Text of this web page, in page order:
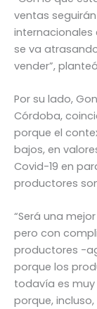
ventas
se va
vender”,
Por su lado,
Córdoba,
porque el
bajos, en
Covid-19 en
productores
“Será una
pero con
productores -
porque los
todavía es
porque,